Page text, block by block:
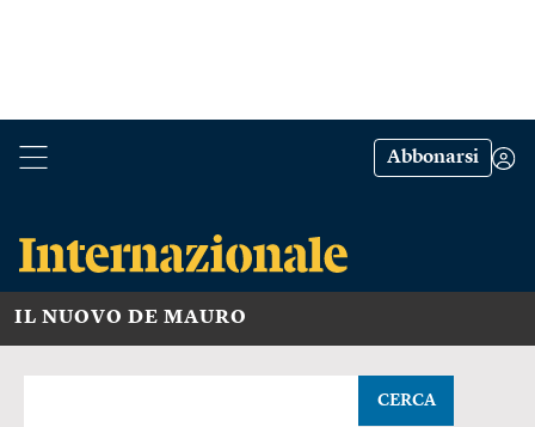
Abbonarsi
IL NUOVO DE MAURO
CERCA